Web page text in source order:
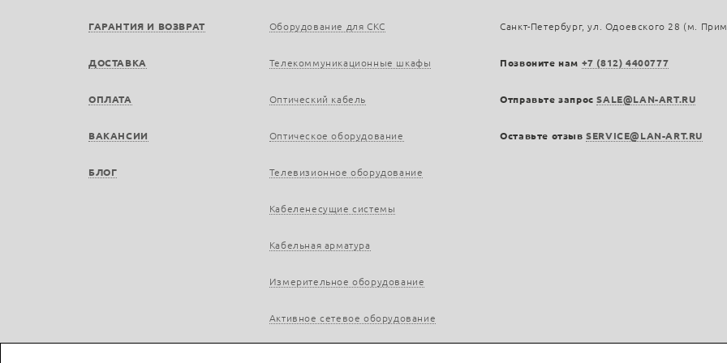
ГАРАНТИЯ И ВОЗВРАТ
ДОСТАВКА
ОПЛАТА
ВАКАНСИИ
БЛОГ
Оборудование для СКС
Телекоммуникационные шкафы
Оптический кабель
Оптическое оборудование
Телевизионное оборудование
Кабеленесущие системы
Кабельная арматура
Измерительное оборудование
Активное сетевое оборудование
Санкт-Петербург, ул. Одоевского 28 (м.
Позвоните нам +7 (812) 4400777
Отправьте запросSALE@LAN-ART.RU
Оставьте отзывSERVICE@LAN-ART.RU